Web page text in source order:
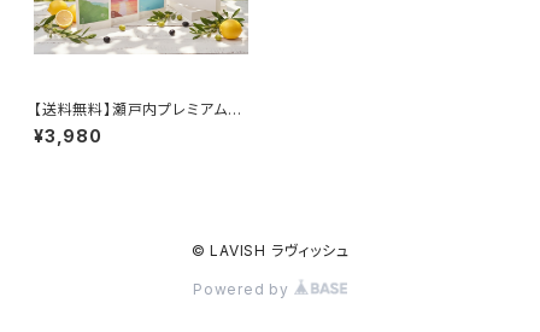
【送料無料】瀬戸内プレミアム入
浴剤《Hug Your Heart》単品｜
自分へのご褒美・お試しギフトに
¥3,980
© LAVISH ラヴィッシュ
Powered by